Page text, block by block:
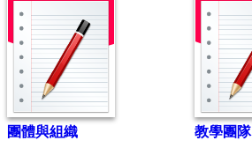
團體與組織 教學團隊